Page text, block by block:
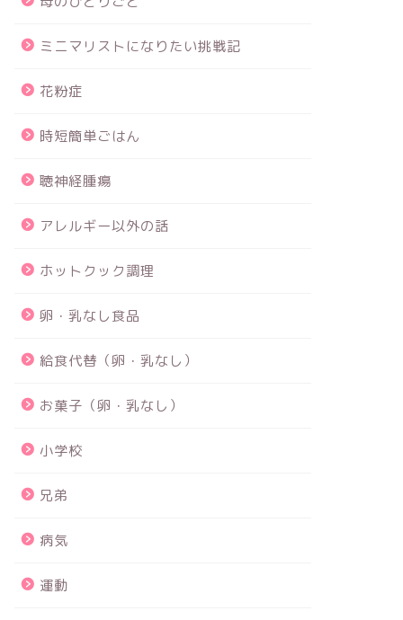
ミニマリストになりたい挑戦記
花粉症
時短簡単ごはん
聴神経腫瘍
アレルギー以外の話
ホットクック調理
卵・乳なし食品
給食代替（卵・乳なし）
お菓子（卵・乳なし）
小学校
兄弟
病気
運動